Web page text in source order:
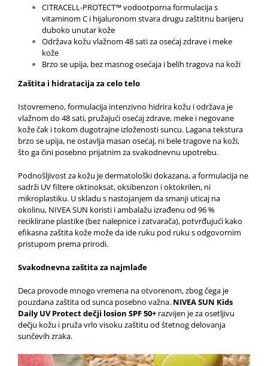
CITRACELL-PROTECT™ vodootporna formulacija s
vitaminom C i hijaluronom stvara drugu zaštitnu barijeru
duboko unutar kože
Održava kožu vlažnom 48 sati za osećaj zdrave i meke
kože
Brzo se upija, bez masnog osećaja i belih tragova na koži
Zaštita i hidratacija za celo telo
Istovremeno, formulacija intenzivno hidrira kožu i održava je
vlažnom do 48 sati, pružajući osećaj zdrave, meke i negovane
kože čak i tokom dugotrajne izloženosti suncu. Lagana tekstura
brzo se upija, ne ostavlja masan osećaj, ni bele tragove na koži,
što ga čini posebno prijatnim za svakodnevnu upotrebu.
Podnošljivost za kožu je dermatološki dokazana, a formulacija ne
sadrži UV filtere oktinoksat, oksibenzon i oktokrilen, ni
mikroplastiku. U skladu s nastojanjem da smanji uticaj na
okolinu, NIVEA SUN koristi i ambalažu izrađenu od 96 %
reciklirane plastike (bez nalepnice i zatvarača), potvrđujući kako
efikasna zaštita kože može da ide ruku pod ruku s odgovornim
pristupom prema prirodi.
Svakodnevna zaštita za najmlađe
Deca provode mnogo vremena na otvorenom, zbog čega je
pouzdana zaštita od sunca posebno važna. NIVEA SUN Kids
Daily UV Protect dečji losion SPF 50+ razvijen je za osetljivu
dečju kožu i pruža vrlo visoku zaštitu od štetnog delovanja
sunčevih zraka.